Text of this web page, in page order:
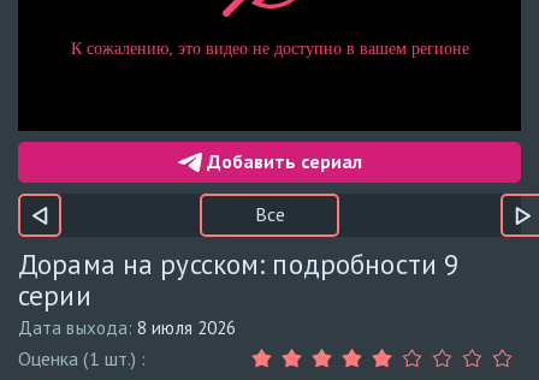
Добавить сериал
Все
Дорама на русском: подробности 9
серии
Дата выхода:8 июля 2026
Оценка (1 шт.) :